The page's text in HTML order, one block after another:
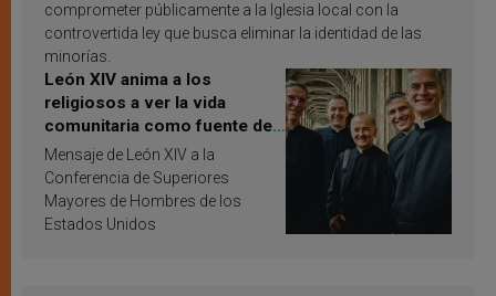
comprometer públicamente a la Iglesia local con la
controvertida ley que busca eliminar la identidad de las
minorías.
León XIV anima a los
religiosos a ver la vida
comunitaria como fuente de
inspiración y santificación
Mensaje de León XIV a la
Conferencia de Superiores
Mayores de Hombres de los
Estados Unidos